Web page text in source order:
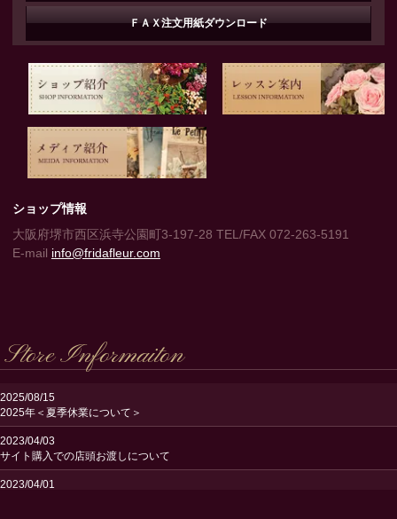
ＦＡＸ注文用紙ダウンロード
ショップ情報
大阪府堺市西区浜寺公園町3-197-28 TEL/FAX 072-263-5191
E-mail info@fridafleur.com
Store Informaiton
2025/08/15
2025年＜夏季休業について＞
2023/04/03
サイト購入での店頭お渡しについて
2023/04/01